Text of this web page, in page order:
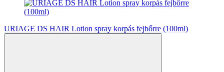
URIAGE DS HAIR Lotion spray korpás fejbőrre (100ml)